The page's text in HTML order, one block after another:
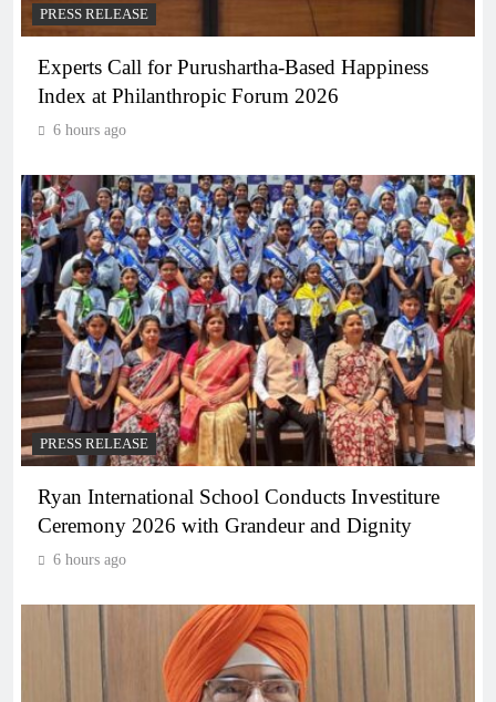
PRESS RELEASE
Experts Call for Purushartha-Based Happiness
Index at Philanthropic Forum 2026
6 hours ago
PRESS RELEASE
Ryan International School Conducts Investiture
Ceremony 2026 with Grandeur and Dignity
6 hours ago